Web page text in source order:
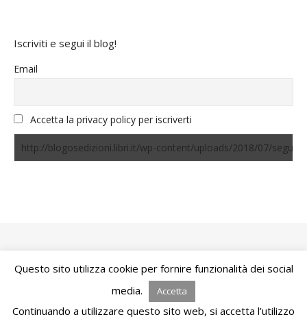
Iscriviti e segui il blog!
Email
Accetta la privacy policy per iscriverti
Bard Tema diWP Royal.
Questo sito utilizza cookie per fornire funzionalità dei social
media.
Accetta
Continuando a utilizzare questo sito web, si accetta l’utilizzo